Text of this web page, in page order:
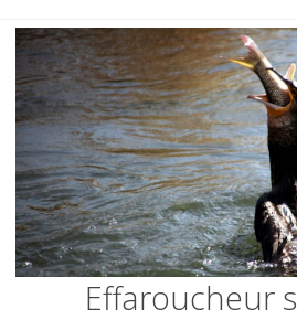
content
Effaroucheur